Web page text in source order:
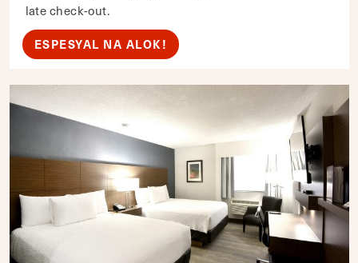
late check-out.
ESPESYAL NA ALOK!